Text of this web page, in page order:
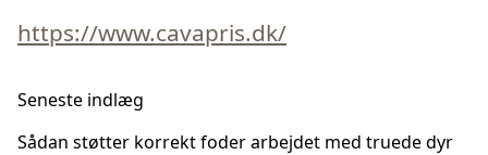
https://www.cavapris.dk/
Seneste indlæg
Sådan støtter korrekt foder arbejdet med truede dyr